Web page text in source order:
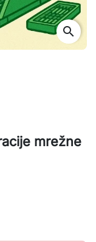
search
mrežne